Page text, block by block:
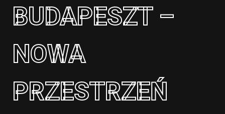
BUDAPESZT –
NOWA
PRZESTRZEŃ